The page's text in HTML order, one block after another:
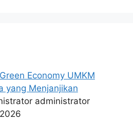
Economy UMKM
yang Menjanjikan
administrator